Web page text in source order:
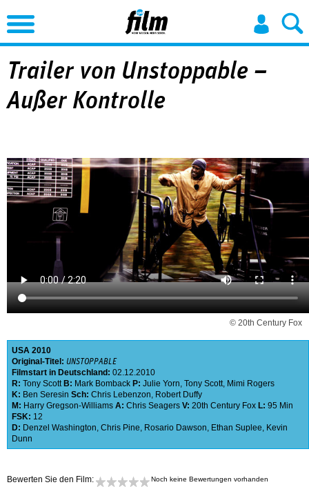
Jump to Navigation
Trailer von Unstoppable –
Außer Kontrolle
© 20th Century Fox
USA 2010
Original-Titel: UNSTOPPABLE
Filmstart in Deutschland: 02.12.2010
R: Tony Scott B: Mark Bomback P: Julie Yorn, Tony Scott, Mimi Rogers
K: Ben Seresin Sch: Chris Lebenzon, Robert Duffy
M: Harry Gregson-Williams A: Chris Seagers V: 20th Century Fox L: 95 Min
FSK: 12
D: Denzel Washington, Chris Pine, Rosario Dawson, Ethan Suplee, Kevin
Dunn
Bewerten Sie den Film: Noch keine Bewertungen vorhanden